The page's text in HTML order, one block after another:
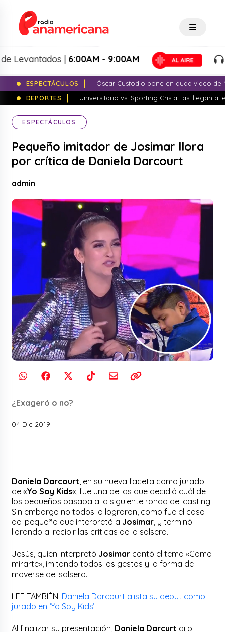
|6:00AM - 9:00AM
ESPECTÁCULOS
Óscar Custodio pone en duda video de
DEPORTES
Universitario vs. Sporting Cristal: así llegan al
ESPECTÁCULOS
Pequeño imitador de Josimar llora
por crítica de Daniela Darcourt
admin
¿Exageró o no?
04 Dic 2019
Daniela Darcourt , en su nueva faceta como jurado
de «Yo Soy Kids«, fue una de las que decidió cuál de
los pequeños pasaba a la siguiente ronda del casting.
Sin embargo no todos lo lograron, como fue el caso
del pequeño que interpretó a Josimar , y terminó
llorando al recibir las criticas de la salsera.
Jesús, quien interpretó Josimar cantó el tema «Como
mirarte», imitando todos los gestos y la forma de
moverse del salsero.
LEE TAMBIÉN: Daniela Darcourt alista su debut como
jurado en ‘Yo Soy Kids’
Al finalizar su presentación, Daniela Darcurt dijo: